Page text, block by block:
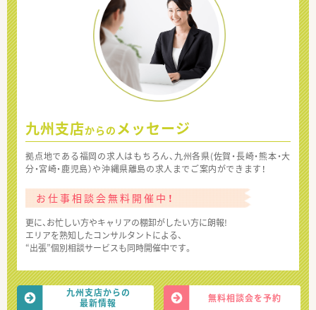
九州支店からの メッセージ
拠点地である福岡の求人はもちろん、九州各県(佐賀・長崎・熊本・大
分・宮崎・鹿児島）や沖縄県離島の求人までご案内ができます！
お仕事相談会無料開催中！
更に、お忙しい方やキャリアの棚卸がしたい方に朗報!
エリアを熟知したコンサルタントによる、
“出張”個別相談サービスも同時開催中です。
九州支店からの
最新情報
無料相談会を予約